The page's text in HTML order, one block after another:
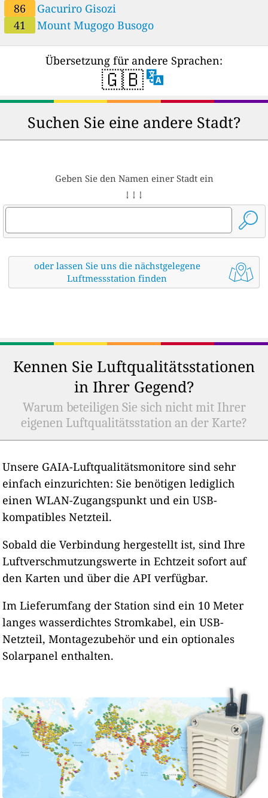
86
Gacuriro Gisozi
41
Mount Mugogo Busogo
Übersetzung für andere Sprachen:
🇬🇧
Suchen Sie eine andere Stadt?
Geben Sie den Namen einer Stadt ein
↓ ↓ ↓
oder lassen Sie uns die nächstgelegene
Luftmessstation finden
Kennen Sie Luftqualitätsstationen
in Ihrer Gegend?
Warum beteiligen Sie sich nicht mit Ihrer
eigenen Luftqualitätsstation an der Karte?
Unsere GAIA-Luftqualitätsmonitore sind sehr
einfach einzurichten: Sie benötigen lediglich
einen WLAN-Zugangspunkt und ein USB-
kompatibles Netzteil.
Sobald die Verbindung hergestellt ist, sind Ihre
Luftverschmutzungswerte in Echtzeit sofort auf
den Karten und über die API verfügbar.
Im Lieferumfang der Station sind ein 10 Meter
langes wasserdichtes Stromkabel, ein USB-
Netzteil, Montagezubehör und ein optionales
Solarpanel enthalten.